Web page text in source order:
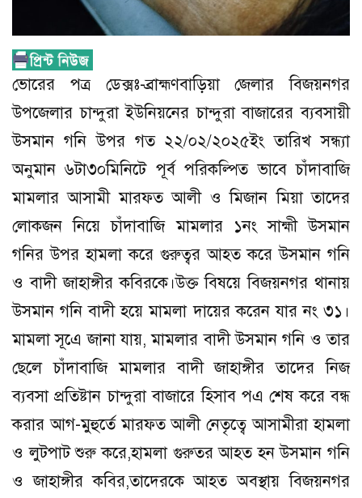
ভোরের পত্র ডেক্সঃ-ব্রাহ্মণবাড়িয়া জেলার বিজয়নগর
উপজেলার চান্দুরা ইউনিয়নের চান্দুরা বাজারের ব্যবসায়ী
উসমান গনি উপর গত ২২/০২/২০২৫ইং তারিখ সন্ধ্যা
অনুমান ৬টা৩০মিনিটে পূর্ব পরিকল্পিত ভাবে চাঁদাবাজি
মামলার আসামী মারফত আলী ও মিজান মিয়া তাদের
লোকজন নিয়ে চাঁদাবাজি মামলার ১নং সাহ্মী উসমান
গনির উপর হামলা করে গুরুত্বর আহত করে উসমান গনি
ও বাদী জাহাঙ্গীর কবিরকে।উক্ত বিষয়ে বিজয়নগর থানায়
উসমান গনি বাদী হয়ে মামলা দায়ের করেন যার নং ৩১।
মামলা সূএে জানা যায়, মামলার বাদী উসমান গনি ও তার
ছেলে চাঁদাবাজি মামলার বাদী জাহাঙ্গীর তাদের নিজ
ব্যবসা প্রতিষ্টান চান্দুরা বাজারে হিসাব পএ শেষ করে বন্ধ
করার আগ-মুহুর্তে মারফত আলী নেতৃত্বে আসামীরা হামলা
ও লুটপাট শুরু করে,হামলা গুরুতর আহত হন উসমান গনি
ও জাহাঙ্গীর কবির,তাদেরকে আহত অবস্থায় বিজয়নগর